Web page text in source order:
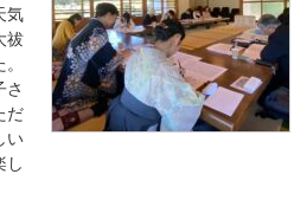
気
祓
だ
い
し